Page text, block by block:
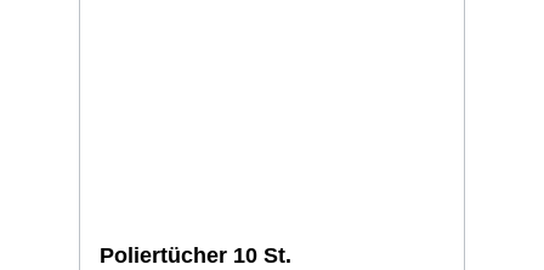
Poliertücher 10 St.